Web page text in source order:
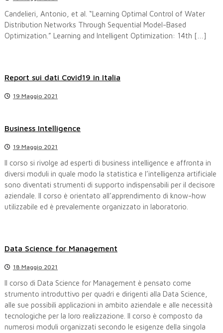
Candelieri, Antonio, et al. “Learning Optimal Control of Water
Distribution Networks Through Sequential Model-Based
Optimization.” Learning and Intelligent Optimization: 14th […]
Report sui dati Covid19 in Italia
19 Maggio 2021
Business Intelligence
19 Maggio 2021
Il corso si rivolge ad esperti di business intelligence e affronta in
diversi moduli in quale modo la statistica e l’intelligenza artificiale
sono diventati strumenti di supporto indispensabili per il decisore
aziendale. Il corso è orientato all’apprendimento di know-how
utilizzabile ed è prevalemente organizzato in laboratorio.
Data Science for Management
18 Maggio 2021
Il corso di Data Science for Management è pensato come
strumento introduttivo per quadri e dirigenti alla Data Science,
alle sue possibili applicazioni in ambito aziendale e alle necessità
tecnologiche per la loro realizzazione. Il corso è composto da
numerosi moduli organizzati secondo le esigenze della singola